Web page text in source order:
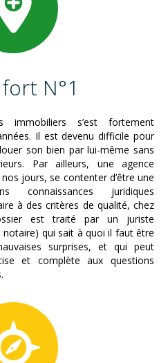
N°1
s’est fortement
Il est devenu difficile pour
son bien par lui-même sans
Par ailleurs, une agence
jours, se contenter d’être une
connaissances juridiques
à des critères de qualité, chez
est traité par un juriste
notaire) qui sait à quoi il faut être
surprises, et qui peut
et complète aux questions